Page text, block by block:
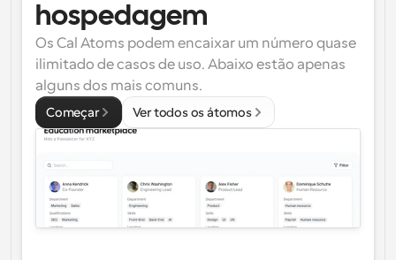
hospedagem
Os Cal Atoms podem encaixar um número quase
ilimitado de casos de uso. Abaixo estão apenas
alguns dos mais comuns.
Começar Ver todos os átomos